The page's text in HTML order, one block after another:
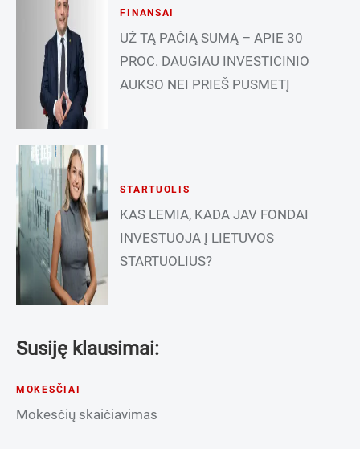
FINANSAI
UŽ TĄ PAČIĄ SUMĄ – APIE 30
PROC. DAUGIAU INVESTICINIO
AUKSO NEI PRIEŠ PUSMETĮ
STARTUOLIS
KAS LEMIA, KADA JAV FONDAI
INVESTUOJA Į LIETUVOS
STARTUOLIUS?
Susiję klausimai:
MOKESČIAI
Mokesčių skaičiavimas